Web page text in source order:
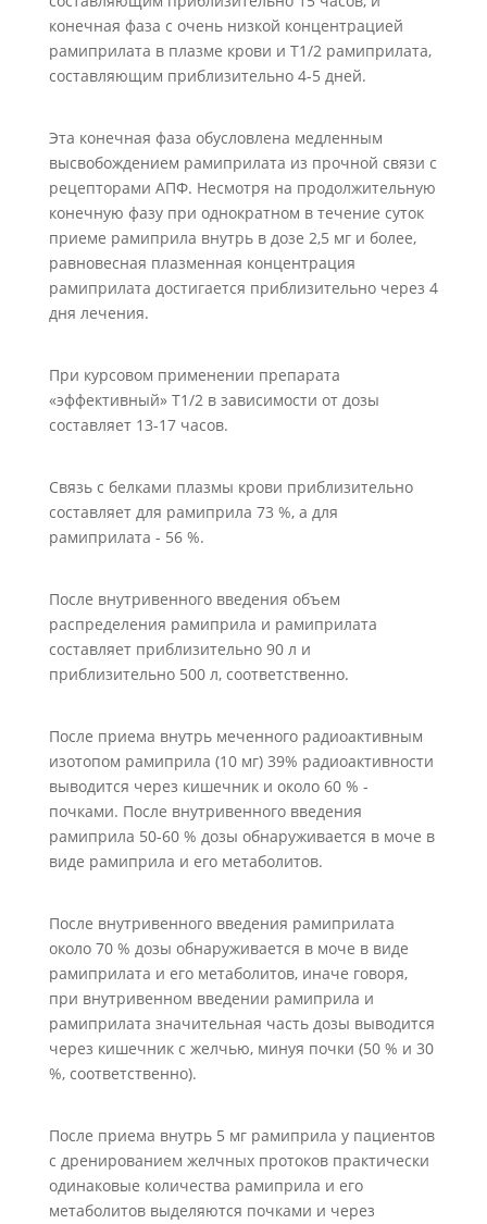
конечная фаза с очень низкой концентрацией
рамиприлата в плазме крови и Т1/2 рамиприлата,
составляющим приблизительно 4-5 дней.
Эта конечная фаза обусловлена медленным
высвобождением рамиприлата из прочной связи с
рецепторами АПФ. Несмотря на продолжительную
конечную фазу при однократном в течение суток
приеме рамиприла внутрь в дозе 2,5 мг и более,
равновесная плазменная концентрация
рамиприлата достигается приблизительно через 4
дня лечения.
При курсовом применении препарата
«эффективный» Т1/2 в зависимости от дозы
составляет 13-17 часов.
Связь с белками плазмы крови приблизительно
составляет для рамиприла 73 %, а для
рамиприлата - 56 %.
После внутривенного введения объем
распределения рамиприла и рамиприлата
составляет приблизительно 90 л и
приблизительно 500 л, соответственно.
После приема внутрь меченного радиоактивным
изотопом рамиприла (10 мг) 39% радиоактивности
выводится через кишечник и около 60 % -
почками. После внутривенного введения
рамиприла 50-60 % дозы обнаруживается в моче в
виде рамиприла и его метаболитов.
После внутривенного введения рамиприлата
около 70 % дозы обнаруживается в моче в виде
рамиприлата и его метаболитов, иначе говоря,
при внутривенном введении рамиприла и
рамиприлата значительная часть дозы выводится
через кишечник с желчью, минуя почки (50 % и 30
%, соответственно).
После приема внутрь 5 мг рамиприла у пациентов
с дренированием желчных протоков практически
одинаковые количества рамиприла и его
метаболитов выделяются почками и через